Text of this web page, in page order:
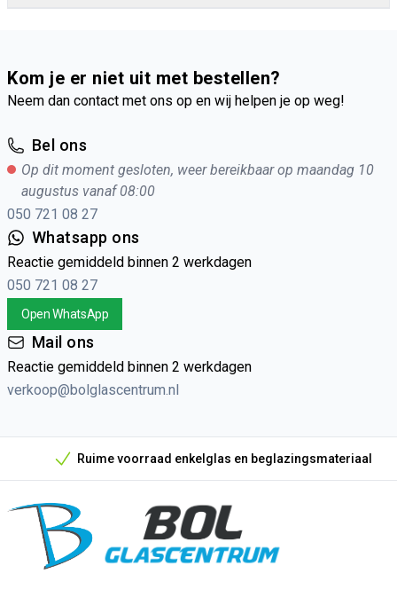
Kom je er niet uit met bestellen?
Neem dan contact met ons op en wij helpen je op weg!
Bel ons
Op dit moment gesloten, weer bereikbaar op maandag 10
augustus vanaf 08:00
050 721 08 27
Whatsapp ons
Reactie gemiddeld binnen 2 werkdagen
050 721 08 27
Open WhatsApp
Mail ons
Reactie gemiddeld binnen 2 werkdagen
verkoop@bolglascentrum.nl
Onze unieke verkoopargumenten
Ruime voorraad enkelglas en beglazingsmateriaal